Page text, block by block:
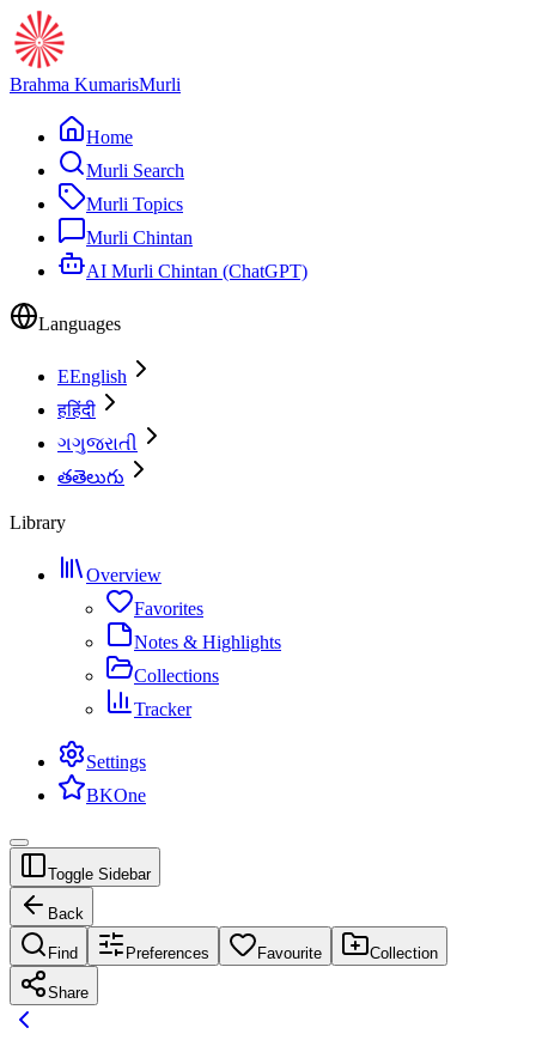
Brahma KumarisMurli
Home
Murli Search
Murli Topics
Murli Chintan
AI Murli Chintan (ChatGPT)
Languages
EEnglish
हहिंदी
ગગુજરાતી
తతెలుగు
Library
Overview
Favorites
Notes & Highlights
Collections
Tracker
Settings
BKOne
Toggle Sidebar
Back
Find Preferences Favourite Collection
Share